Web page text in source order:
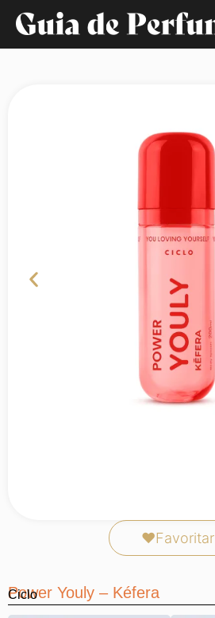
❤Favoritar
Power Youly – Kéfera
Ciclo